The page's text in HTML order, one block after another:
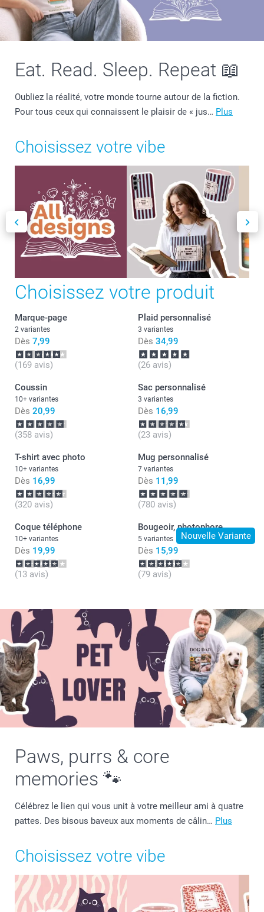
Eat. Read. Sleep. Repeat 📖
Oubliez la réalité, votre monde tourne autour de la fiction.
Pour tous ceux qui connaissent le plaisir de « jus… Plus
Choisissez votre vibe
Choisissez votre produit
Marque-page
2 variantes
Dès 7,99
(169 avis)
Plaid personnalisé
3 variantes
Dès 34,99
(26 avis)
Coussin
10+ variantes
Dès 20,99
(358 avis)
Sac personnalisé
3 variantes
Dès 16,99
(23 avis)
T-shirt avec photo
10+ variantes
Dès 16,99
(320 avis)
Mug personnalisé
7 variantes
Dès 11,99
(780 avis)
Coque téléphone
10+ variantes
Dès 19,99
(13 avis)
Nouvelle Variante
Bougeoir, photophore
5 variantes
Dès 15,99
(79 avis)
Paws, purrs & core
memories 🐾
Célébrez le lien qui vous unit à votre meilleur ami à quatre
pattes. Des bisous baveux aux moments de câlin… Plus
Choisissez votre vibe